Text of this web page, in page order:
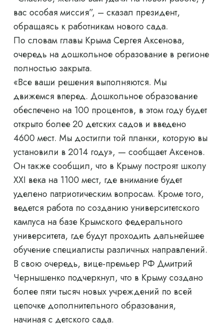
вас особая миссия”, – сказал президент,
обращаясь к работникам нового сада.
По словам главы Крыма Сергея Аксенова,
очередь на дошкольное образование в регионе
полностью закрыта.
«Все ваши решения выполняются. Мы
движемся вперед. Дошкольное образование
обеспечено на 100 процентов, в этом году будет
открыто более 20 детских садов и введено
4600 мест. Мы достигли той планки, которую вы
установили в 2014 году», — сообщает Аксенов.
Он также сообщил, что в Крыму построят школу
XXI века на 1100 мест, где внимание будет
уделено патриотическим вопросам. Кроме того,
ведется работа по созданию университетского
кампуса на базе Крымского федерального
университета, где будут проходить дальнейшее
обучение специалисты различных направлений.
В свою очередь, вице-премьер РФ Дмитрий
Чернышенко подчеркнул, что в Крыму создано
более пяти тысяч новых учреждений по всей
цепочке дополнительного образования,
начиная с детского сада.